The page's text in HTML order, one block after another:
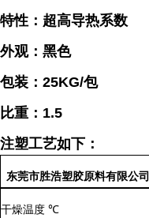
特性：超高导热系数
外观：黑色
包装：25KG/包
比重：1.5
注塑工艺如下：
东莞市胜浩塑胶原料有限公司
干燥温度 ℃